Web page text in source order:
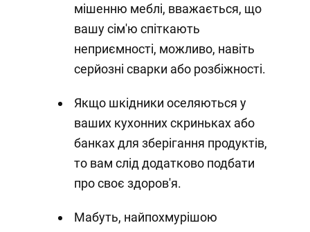
мішенню меблі, вважається, що
вашу сім'ю спіткають
неприємності, можливо, навіть
серйозні сварки або розбіжності.
Якщо шкідники оселяються у
ваших кухонних скриньках або
банках для зберігання продуктів,
то вам слід додатково подбати
про своє здоров'я.
Мабуть, найпохмурішою